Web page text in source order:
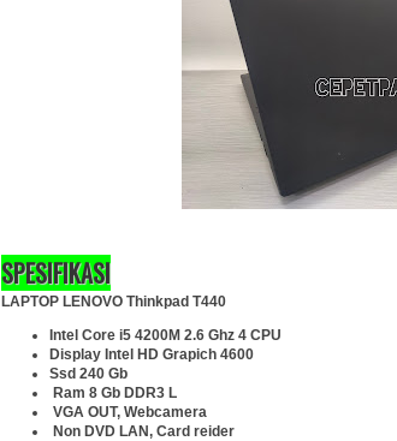
SPESIFIKASI
LAPTOP LENOVO Thinkpad T440
Intel Core i5 4200M 2.6 Ghz 4 CPU
Display Intel HD Grapich 4600
Ssd 240 Gb
Ram 8 Gb DDR3 L
VGA OUT, Webcamera
Non DVD LAN, Card reider